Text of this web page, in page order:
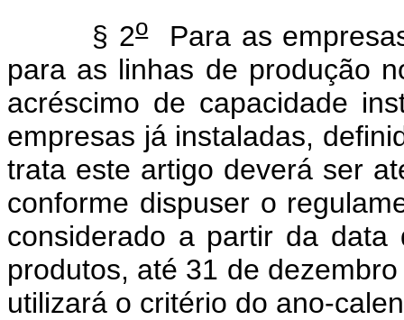
§ 2oPara as
para as linhas de produção
acréscimo de capacidade
empresas já instaladas,
trata este artigo deverá ser
conforme dispuser o
considerado a partir da
produtos, até 31 de
utilizará o critério do ano-